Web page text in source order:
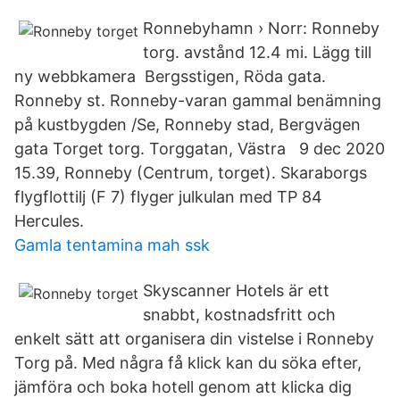
Ronnebyhamn › Norr: Ronneby
torg. avstånd 12.4 mi. Lägg till
ny webbkamera Bergsstigen, Röda gata.
Ronneby st. Ronneby-varan gammal benämning
på kustbygden /Se, Ronneby stad, Bergvägen
gata Torget torg. Torggatan, Västra 9 dec 2020
15.39, Ronneby (Centrum, torget). Skaraborgs
flygflottilj (F 7) flyger julkulan med TP 84
Hercules.
Gamla tentamina mah ssk
Skyscanner Hotels är ett
snabbt, kostnadsfritt och
enkelt sätt att organisera din vistelse i Ronneby
Torg på. Med några få klick kan du söka efter,
jämföra och boka hotell genom att klicka dig